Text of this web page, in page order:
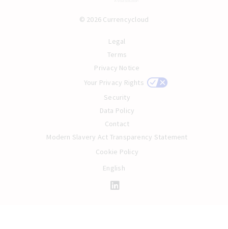
© 2026 Currencycloud
Legal
Terms
Privacy Notice
Your Privacy Rights
Security
Data Policy
Contact
Modern Slavery Act Transparency Statement
Cookie Policy
English